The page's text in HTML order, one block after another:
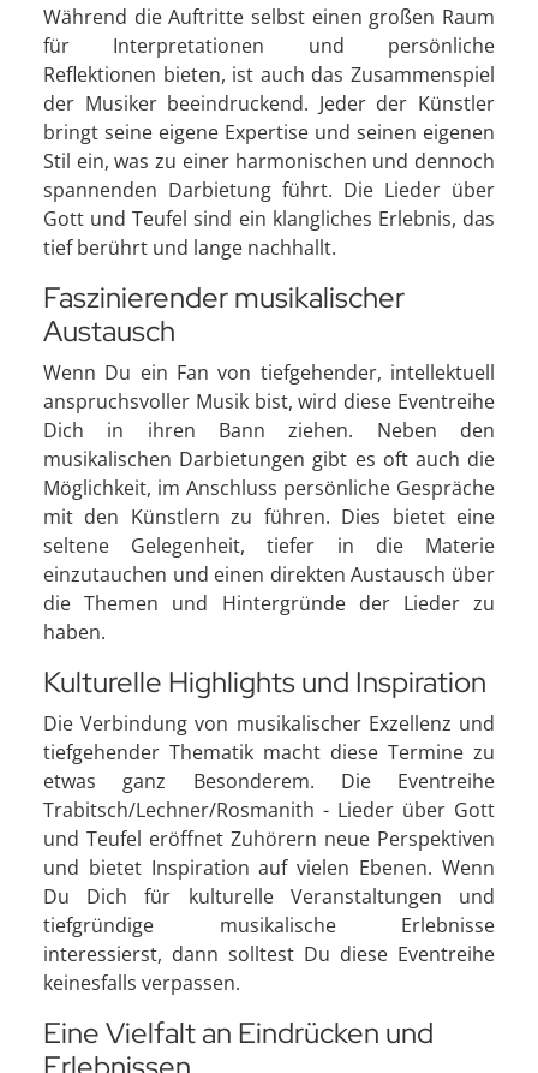
Während die Auftritte selbst einen großen Raum
für Interpretationen und persönliche
Reflektionen bieten, ist auch das Zusammenspiel
der Musiker beeindruckend. Jeder der Künstler
bringt seine eigene Expertise und seinen eigenen
Stil ein, was zu einer harmonischen und dennoch
spannenden Darbietung führt. Die Lieder über
Gott und Teufel sind ein klangliches Erlebnis, das
tief berührt und lange nachhallt.
Faszinierender musikalischer
Austausch
Wenn Du ein Fan von tiefgehender, intellektuell
anspruchsvoller Musik bist, wird diese Eventreihe
Dich in ihren Bann ziehen. Neben den
musikalischen Darbietungen gibt es oft auch die
Möglichkeit, im Anschluss persönliche Gespräche
mit den Künstlern zu führen. Dies bietet eine
seltene Gelegenheit, tiefer in die Materie
einzutauchen und einen direkten Austausch über
die Themen und Hintergründe der Lieder zu
haben.
Kulturelle Highlights und Inspiration
Die Verbindung von musikalischer Exzellenz und
tiefgehender Thematik macht diese Termine zu
etwas ganz Besonderem. Die Eventreihe
Trabitsch/Lechner/Rosmanith - Lieder über Gott
und Teufel eröffnet Zuhörern neue Perspektiven
und bietet Inspiration auf vielen Ebenen. Wenn
Du Dich für kulturelle Veranstaltungen und
tiefgründige musikalische Erlebnisse
interessierst, dann solltest Du diese Eventreihe
keinesfalls verpassen.
Eine Vielfalt an Eindrücken und